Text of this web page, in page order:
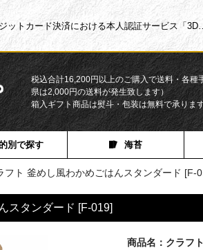
ットカード決済における本人認証サービス「
税込合計16,200円以上のご購入で送料・各
県は2,000円の送料が発生致します）
箱入ギフト商品は熨斗・包装は無料で承りま
別で探す 海苔
フト 釜めし風わかめごはんスタンダード [F-
スタンダード [F-019]
商品名：クラフ